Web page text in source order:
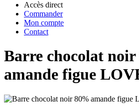
Accès direct
Commander
Mon compte
Contact
Barre chocolat noir
amande figue